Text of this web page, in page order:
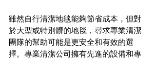
雖然自行清潔地毯能夠節省成本，但對
於大型或特別髒的地毯，尋求專業清潔
團隊的幫助可能是更安全和有效的選
擇。專業清潔公司擁有先進的設備和專